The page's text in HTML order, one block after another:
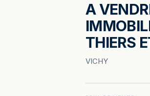
A
THIERS
VICHY